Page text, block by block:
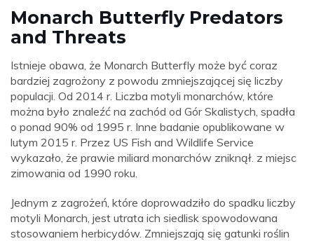
Monarch Butterfly Predators
and Threats
Istnieje obawa, że ​​Monarch Butterfly może być coraz
bardziej zagrożony z powodu zmniejszającej się liczby
populacji. Od 2014 r. Liczba motyli monarchów, które
można było znaleźć na zachód od Gór Skalistych, spadła
o ponad 90% od 1995 r. Inne badanie opublikowane w
lutym 2015 r. Przez US Fish and Wildlife Service
wykazało, że prawie miliard monarchów zniknął. z miejsc
zimowania od 1990 roku.
Jednym z zagrożeń, które doprowadziło do spadku liczby
motyli Monarch, jest utrata ich siedlisk spowodowana
stosowaniem herbicydów. Zmniejszają się gatunki roślin